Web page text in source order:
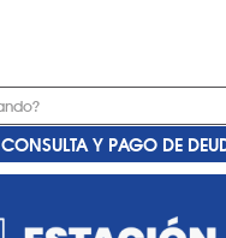
CONSULTA Y PAGO DE